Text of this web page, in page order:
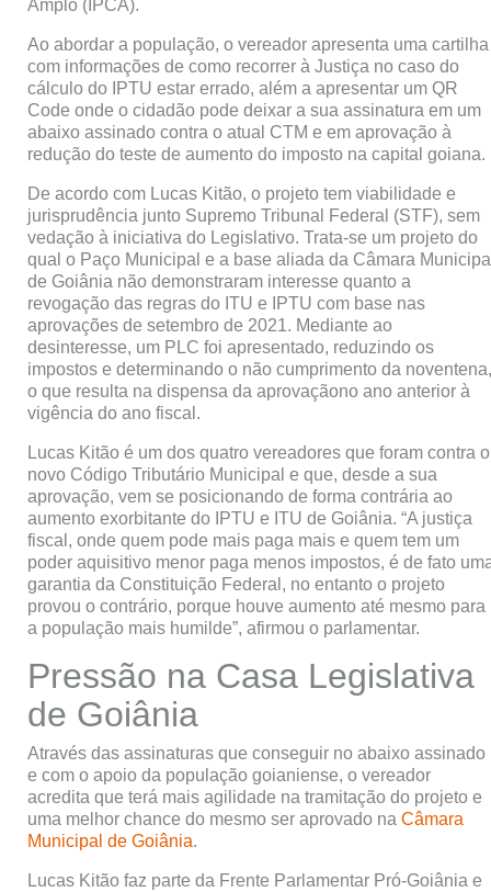
Amplo (IPCA).
Ao abordar a população, o vereador apresenta uma cartilha
com informações de como recorrer à Justiça no caso do
cálculo do IPTU estar errado, além a apresentar um QR
Code onde o cidadão pode deixar a sua assinatura em um
abaixo assinado contra o atual CTM e em aprovação à
redução do teste de aumento do imposto na capital goiana.
De acordo com Lucas Kitão, o projeto tem viabilidade e
jurisprudência junto Supremo Tribunal Federal (STF), sem
vedação à iniciativa do Legislativo. Trata-se um projeto do
qual o Paço Municipal e a base aliada da Câmara
de Goiânia não demonstraram interesse quanto a
revogação das regras do ITU e IPTU com base nas
aprovações de setembro de 2021. Mediante ao
desinteresse, um PLC foi apresentado, reduzindo os
impostos e determinando o não cumprimento da noventena,
o que resulta na dispensa da aprovaçãono ano anterior à
vigência do ano fiscal.
Lucas Kitão é um dos quatro vereadores que foram contra o
novo Código Tributário Municipal e que, desde a sua
aprovação, vem se posicionando de forma contrária ao
aumento exorbitante do IPTU e ITU de Goiânia. “A justiça
fiscal, onde quem pode mais paga mais e quem tem um
poder aquisitivo menor paga menos impostos, é de fato
garantia da Constituição Federal, no entanto o projeto
provou o contrário, porque houve aumento até mesmo para
a população mais humilde”, afirmou o parlamentar.
Pressão na Casa Legislativa
de Goiânia
Através das assinaturas que conseguir no abaixo assinado
e com o apoio da população goianiense, o vereador
acredita que terá mais agilidade na tramitação do projeto e
uma melhor chance do mesmo ser aprovado na Câmara
Municipal de Goiânia.
Lucas Kitão faz parte da Frente Parlamentar Pró-Goiânia e